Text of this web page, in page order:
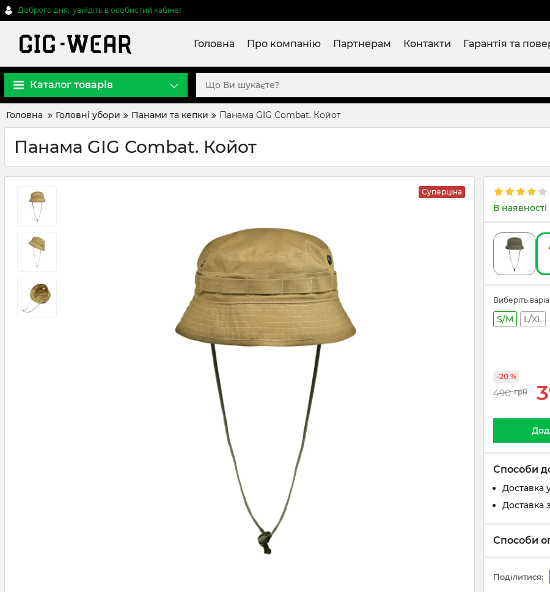
Доброго дня, увійдіть в особистий кабінет
Головна Про компанію Партнерам Контакти Гарантія та
Каталог товарів
Головна Головні убори Панами та кепки Панама GIG Combat. Койот
Панама GIG Combat. Койот
Суперціна
В наявності
Виберіть
S/M L/XL
490 грн
-20 %
Способи
Доставка
Доставка
Способи
Поділитися: